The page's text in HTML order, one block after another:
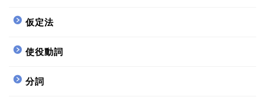
仮定法
使役動詞
分詞